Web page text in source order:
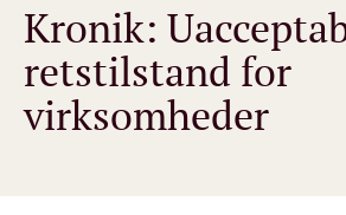
Kronik:
retstilstand for
virksomheder